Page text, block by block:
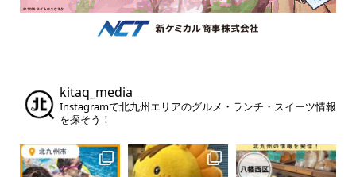
kitaq_media
Instagramで北九州エリアのグルメ・ランチ・スイーツ情報
を探そう！